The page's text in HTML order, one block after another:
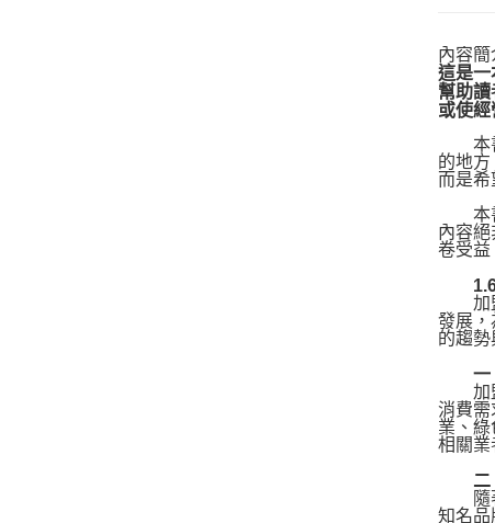
內容簡
這是一
幫助讀
或使經
本書
的地
而是
本書
內容
卷受益
1.6
加盟
發展，
的趨勢
一、
加盟
消費需
業、
相關業
二、
隨著
知名品